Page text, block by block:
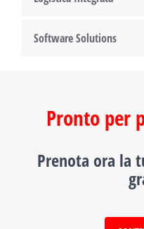
Software Solutions
Pronto per
Prenota ora la